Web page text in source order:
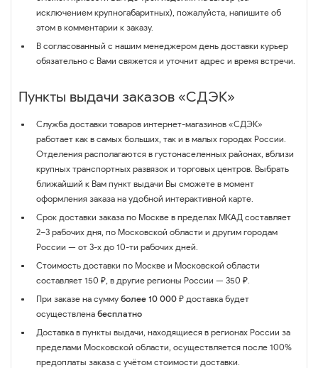
исключением крупногабаритных), пожалуйста, напишите об
этом в комментарии к заказу.
В согласованный с нашим менеджером день доставки курьер
обязательно с Вами свяжется и уточнит адрес и время встречи.
Пункты выдачи заказов «СДЭК»
Служба доставки товаров интернет-магазинов «СДЭК»
работает как в самых больших, так и в малых городах России.
Отделения располагаются в густонаселенных районах, вблизи
крупных транспортных развязок и торговых центров. Выбрать
ближайший к Вам пункт выдачи Вы сможете в момент
оформления заказа на удобной интерактивной карте.
Срок доставки заказа по Москве в пределах МКАД составляет
2–3 рабочих дня, по Московской области и другим городам
России — от 3-х до 10-ти рабочих дней.
Стоимость доставки по Москве и Московской области
составляет 150 ₽, в другие регионы России — 350 ₽.
При заказе на сумму более 10 000 ₽ доставка будет
осуществлена бесплатно
Доставка в пункты выдачи, находящиеся в регионах России за
пределами Московской области, осуществляется после 100%
предоплаты заказа с учётом стоимости доставки.